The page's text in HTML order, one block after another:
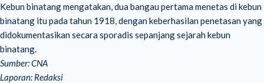
Kebun binatang mengatakan, dua bangau pertama menetas di kebun
binatang itu pada tahun 1918, dengan keberhasilan penetasan yang
didokumentasikan secara sporadis sepanjang sejarah kebun
binatang.
Sumber: CNA
Laporan: Redaksi